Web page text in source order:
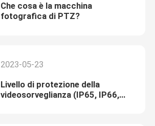
Che cosa è la macchina
fotografica di PTZ?
2023-05-23
Livello di protezione della
videosorveglianza (IP65, IP66,